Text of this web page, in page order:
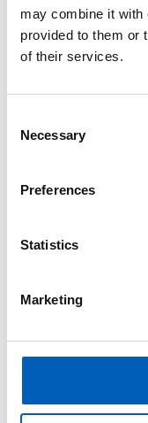
may combine it with
provided to them or
of their services.
Necessary
Preferences
Statistics
Marketing
IHDI - avslöjar
Se graf
Internflyktingar
J